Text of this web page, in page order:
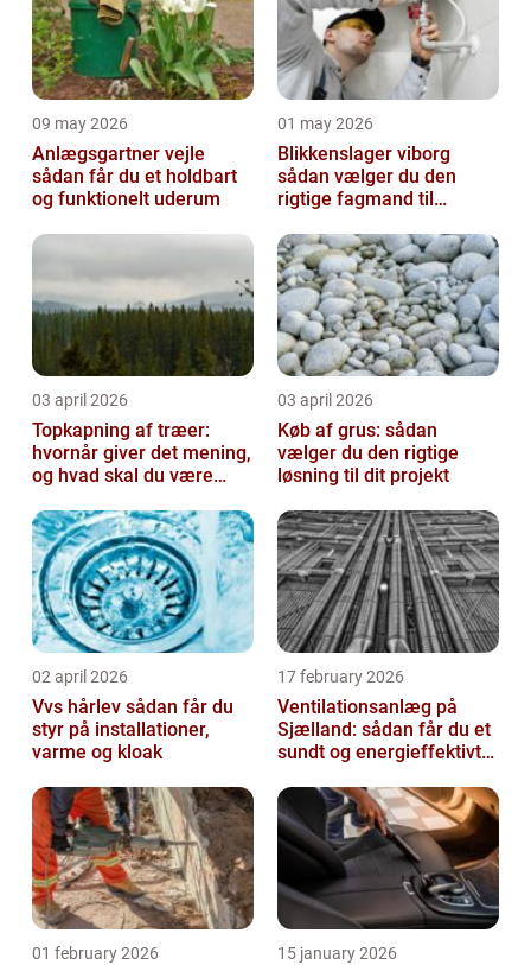
09 may 2026
Anlægsgartner vejle
sådan får du et holdbart
og funktionelt uderum
01 may 2026
Blikkenslager viborg
sådan vælger du den
rigtige fagmand til
03 april 2026
Topkapning af træer:
hvornår giver det mening,
og hvad skal du være
03 april 2026
Køb af grus: sådan
vælger du den rigtige
løsning til dit projekt
02 april 2026
Vvs hårlev sådan får du
styr på installationer,
varme og kloak
17 february 2026
Ventilationsanlæg på
Sjælland: sådan får du et
sundt og energieffektivt
01 february 2026 15 january 2026